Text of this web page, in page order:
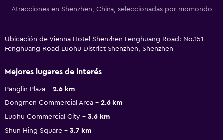
Atracciones en Shenzhen, China, seleccionadas por momondo
Ubicación de Vienna Hotel Shenzhen Fenghuang Road: No.151
Fenghuang Road Luohu District Shenzhen, Shenzhen
Mejores lugares de interés
Panglin Plaza
2.6 km
Dongmen Commercial Area
2.6 km
Luohu Commercial City
3.6 km
Shun Hing Square
3.7 km